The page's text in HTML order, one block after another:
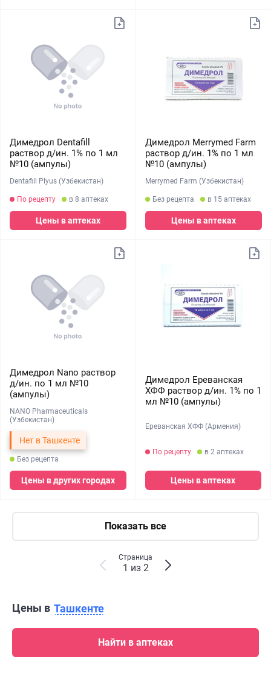
Димедрол Dentafill
раствор д/ин. 1% по 1 мл
№10 (ампулы)
Dentafill Plyus (Узбекистан)
По рецепту в 8 аптеках
Цены в аптеках
Димедрол Merrymed Farm
раствор д/ин. 1% по 1 мл
№10 (ампулы)
Merrymed Farm (Узбекистан)
Без рецепта в 15 аптеках
Цены в аптеках
Димедрол Nano раствор
д/ин. по 1 мл №10
(ампулы)
NANO Pharmaceuticals
(Узбекистан)
Нет в Ташкенте
Без рецепта
Цены в других городах
Димедрол Ереванская
ХФФ раствор д/ин. 1% по 1
мл №10 (ампулы)
Ереванская ХФФ (Армения)
По рецепту в 2 аптеках
Цены в аптеках
Показать все
Страница
1 из 2
Цены в Ташкенте
Найти в аптеках